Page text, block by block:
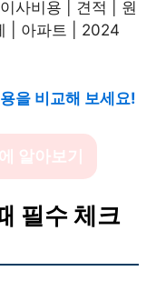
을 비교해 보세요!
알아보기
필수 체크